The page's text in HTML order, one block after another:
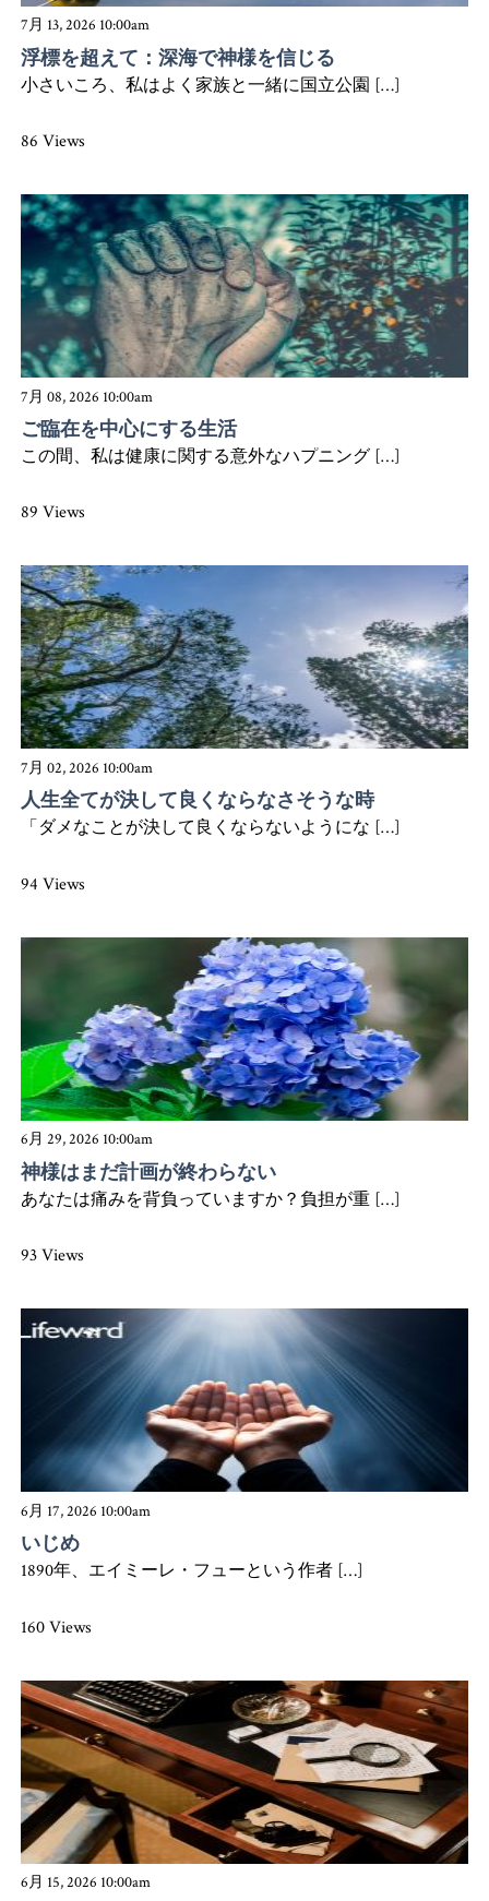
7月 13, 2026 10:00am
浮標を超えて：深海で神様を信じる
小さいころ、私はよく家族と一緒に国立公園 […]
86 Views
7月 08, 2026 10:00am
ご臨在を中心にする生活
この間、私は健康に関する意外なハプニング […]
89 Views
7月 02, 2026 10:00am
人生全てが決して良くならなさそうな時
「ダメなことが決して良くならないようにな […]
94 Views
6月 29, 2026 10:00am
神様はまだ計画が終わらない
あなたは痛みを背負っていますか？負担が重 […]
93 Views
6月 17, 2026 10:00am
いじめ
1890年、エイミーレ・フューという作者 […]
160 Views
6月 15, 2026 10:00am